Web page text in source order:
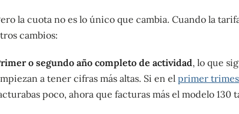
la cuota no es lo único que cambia. Cuando la
cambios:
o segundo año completo de actividad, lo que
a tener cifras más altas. Si en el primer
poco, ahora que facturas más el modelo 130